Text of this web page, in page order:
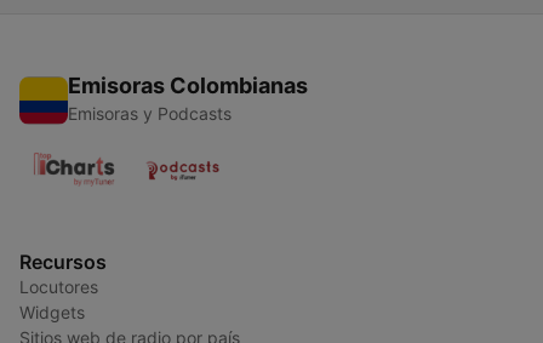
Emisoras Colombianas
Emisoras y Podcasts
Recursos
Locutores
Widgets
Sitios web de radio por país